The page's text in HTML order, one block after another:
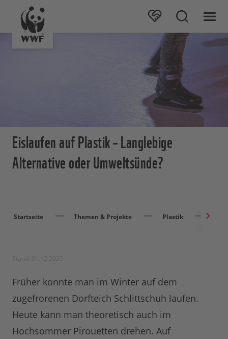
Eislaufen auf Plastik – Langlebige
Alternative oder Umweltsünde?
Startseite Themen & Projekte Plastik
Früher konnte man im Winter auf dem
zugefrorenen Dorfteich Schlittschuh laufen.
Heute kann man theoretisch auch im
Hochsommer Pirouetten drehen. Auf